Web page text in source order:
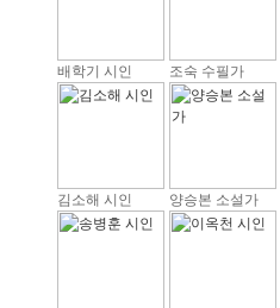
배학기 시인 조숙 수필가
김소해 시인 양승본 소설가